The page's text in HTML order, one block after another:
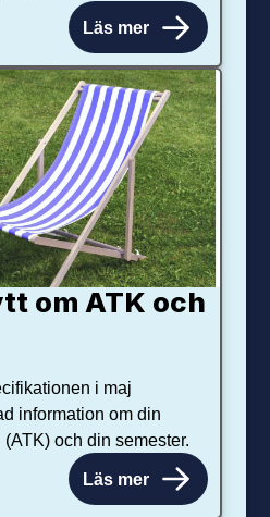
Läs mer
om ATK och
i maj
information om din
och din semester.
Läs mer